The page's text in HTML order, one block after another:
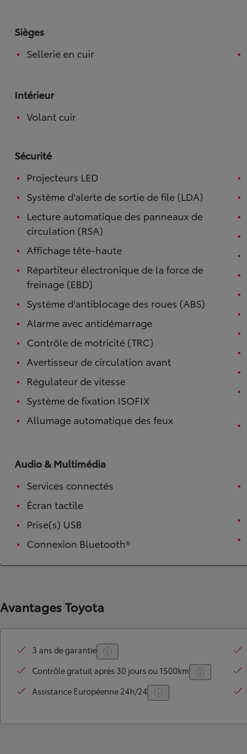
TOYOTA C-HR
Disponible rapidement
Sièges
Sellerie en cuir
Intérieur
Volant cuir
Sécurité
Projecteurs LED
Système d'alerte de sortie de file (LDA)
Lecture automatique des panneaux de
circulation (RSA)
Affichage tête-haute
Répartiteur électronique de la force de
freinage (EBD)
Système d'antiblocage des roues (ABS)
Alarme avec antidémarrage
Contrôle de motricité (TRC)
Avertisseur de circulation avant
Régulateur de vitesse
Système de fixation ISOFIX
Allumage automatique des feux
Audio & Multimédia
Services connectés
Écran tactile
Prise(s) USB
Connexion Bluetooth®
Avantages Toyota
3 ans de garantie
Contrôle gratuit après 30 jours ou 1500km
Assistance Européenne 24h/24